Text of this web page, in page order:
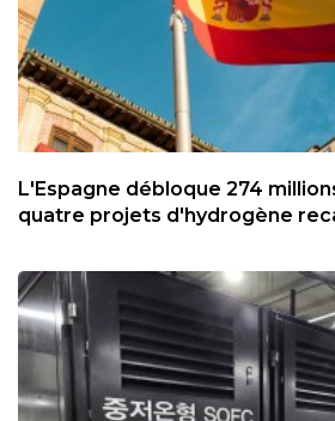
L'Espagne débloque 274
quatre projets d'hydrogène